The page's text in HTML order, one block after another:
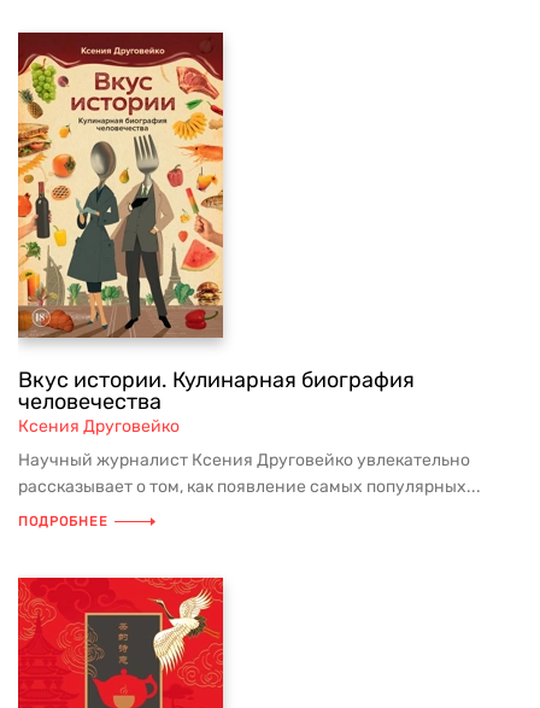
Вкус истории. Кулинарная биография
человечества
Ксения Друговейко
Научный журналист Ксения Друговейко увлекательно
рассказывает о том, как появление самых популярных...
ПОДРОБНЕЕ